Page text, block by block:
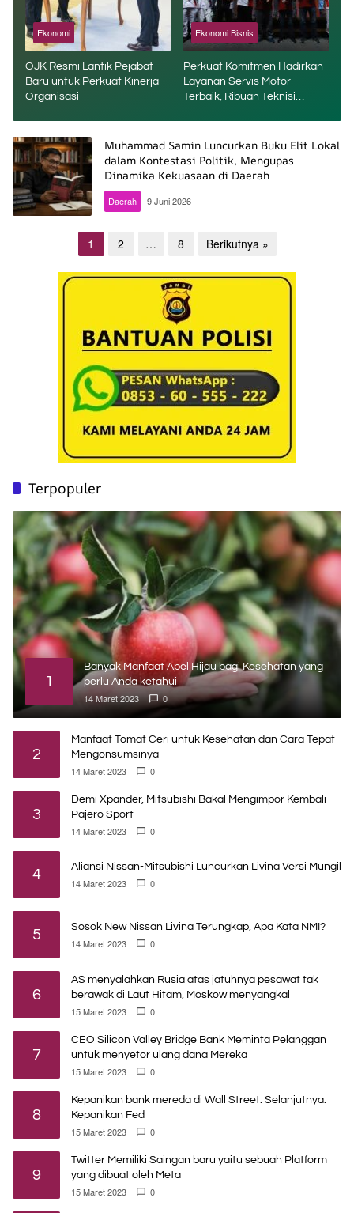
Ekonomi
OJK Resmi Lantik Pejabat
Baru untuk Perkuat Kinerja
Organisasi
Ekonomi Bisnis
Perkuat Komitmen Hadirkan
Layanan Servis Motor
Terbaik, Ribuan Teknisi
Contest
Muhammad Samin Luncurkan Buku Elit Lokal
dalam Kontestasi Politik, Mengupas
Dinamika Kekuasaan di Daerah
Daerah 9 Juni 2026
1 2 … 8 Berikutnya »
Terpopuler
1
Banyak Manfaat Apel Hijau bagi Kesehatan yang
perlu Anda ketahui
14 Maret 2023 0
2
Manfaat Tomat Ceri untuk Kesehatan dan Cara Tepat
Mengonsumsinya
14 Maret 2023 0
3
Demi Xpander, Mitsubishi Bakal Mengimpor Kembali
Pajero Sport
14 Maret 2023 0
4 Aliansi Nissan-Mitsubishi Luncurkan Livina Versi Mungil
14 Maret 2023 0
5 Sosok New Nissan Livina Terungkap, Apa Kata NMI?
14 Maret 2023 0
6
AS menyalahkan Rusia atas jatuhnya pesawat tak
berawak di Laut Hitam, Moskow menyangkal
15 Maret 2023 0
7
CEO Silicon Valley Bridge Bank Meminta Pelanggan
untuk menyetor ulang dana Mereka
15 Maret 2023 0
8
Kepanikan bank mereda di Wall Street. Selanjutnya:
Kepanikan Fed
15 Maret 2023 0
9
Twitter Memiliki Saingan baru yaitu sebuah Platform
yang dibuat oleh Meta
15 Maret 2023 0